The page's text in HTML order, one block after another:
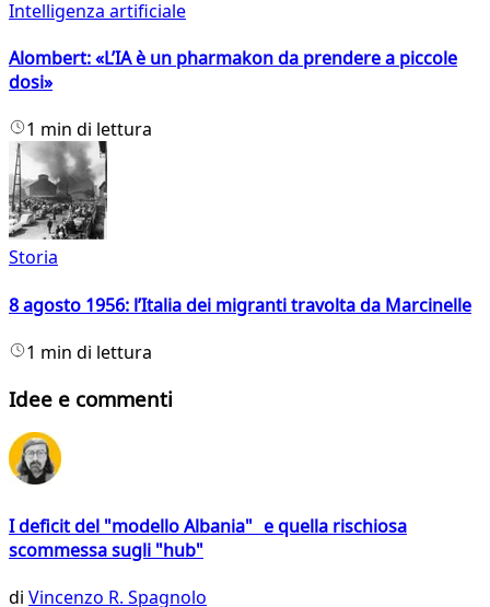
Intelligenza artificiale
Alombert: «L’IA è un pharmakon da prendere a piccole
dosi»
1 min di lettura
Storia
8 agosto 1956: l’Italia dei migranti travolta da Marcinelle
1 min di lettura
Idee e commenti
I deficit del "modello Albania" e quella rischiosa
scommessa sugli "hub"
di Vincenzo R. Spagnolo